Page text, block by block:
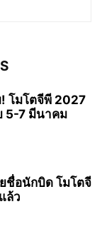
โมโตจีพี 2027
5-7 มีนาคม
ชื่อนักบิด โมโตจี
ล้ว